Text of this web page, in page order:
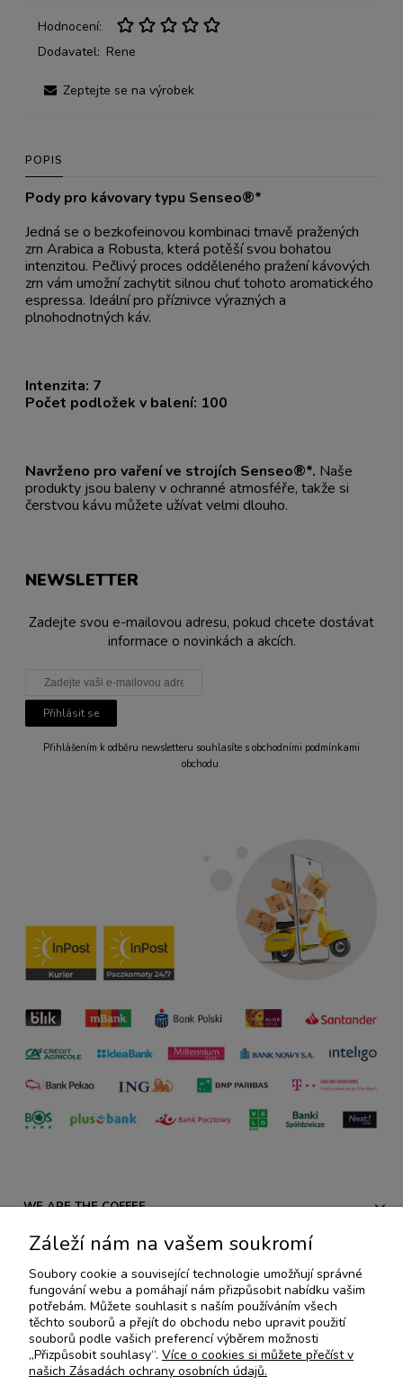
Hodnocení:
Dodavatel: Rene
Zeptejte se na výrobek
POPIS
Pody pro kávovary typu Senseo®*
Jedná se o bezkofeinovou kombinaci tmavě pražených
zrn Arabica a Robusta, která potěší svou bohatou
intenzitou. Pečlivý proces odděleného pražení kávových
zrn vám umožní zachytit silnou chuť tohoto aromatického
espressa. Ideální pro příznivce výrazných a
plnohodnotných káv.
Intenzita: 7
Počet podložek v balení: 100
Navrženo pro vaření ve strojích Senseo®*. Naše
produkty jsou baleny v ochranné atmosféře, takže si
čerstvou kávu můžete užívat velmi dlouho.
NEWSLETTER
Zadejte svou e-mailovou adresu, pokud chcete dostávat
informace o novinkách a akcích.
Přihlásit se
Přihlášením k odběru newsletteru souhlasíte s obchodními podmínkami
obchodu.
WE ARE THE COFFEE
PŘEDPISY
AKCE A NOVÉ PRODUKTY
SPECIÁLNÍ KOLEKCE
Záleží nám na vašem soukromí
Soubory cookie a související technologie umožňují správné
fungování webu a pomáhají nám přizpůsobit nabídku vašim
potřebám. Můžete souhlasit s naším používáním všech
těchto souborů a přejít do obchodu nebo upravit použití
souborů podle vašich preferencí výběrem možnosti
„Přizpůsobit souhlasy“. Více o cookies si můžete přečíst v
našich Zásadách ochrany osobních údajů.